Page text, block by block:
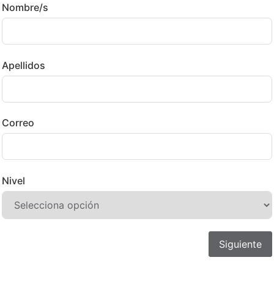
Nombre/s
Apellidos
Correo
Nivel
Siguiente